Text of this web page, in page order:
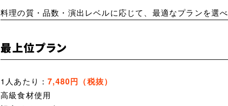
料理の質・品数・演出レベルに応じて、最適なプランを選
最上位プラン
1人あたり：7,480円（税抜）
高級食材使用